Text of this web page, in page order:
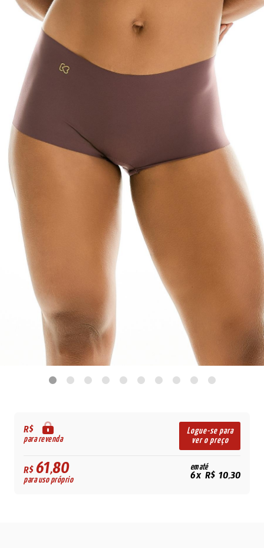
R$
para revenda
Logue-se para
ver o preço
R$61,80
para uso próprio
em até
6x R$ 10,30